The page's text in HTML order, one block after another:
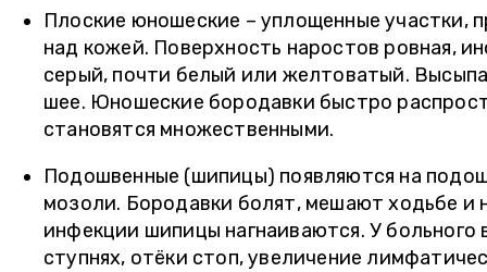
Плоские юношеские – уплощенные участки,
над кожей. Поверхность наростов ровная,
серый, почти белый или желтоватый.
шее. Юношеские бородавки быстро
становятся множественными.
Подошвенные (шипицы) появляются на
мозоли. Бородавки болят, мешают ходьбе и
инфекции шипицы нагнаиваются. У больного
ступнях, отёки стоп, увеличение